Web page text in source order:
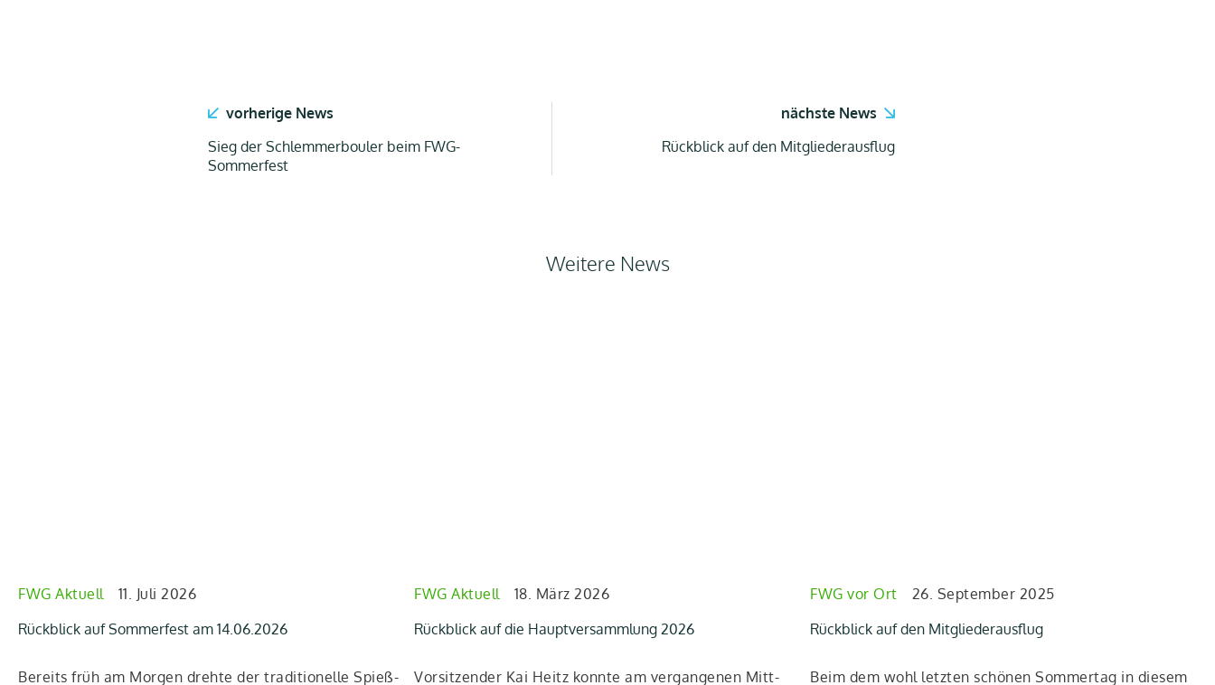
vorherige News
Sieg der Schlemmerbouler beim FWG-
Sommerfest
nächste News
Rückblick auf den Mitgliederausflug
Weitere News
FWG Aktuell
11. Juli 2026
Rückblick auf Sommerfest am 14.06.2026
Bereits früh am Mor­gen dreh­te der tra­di­tio­nel­le Spieß­
FWG Aktuell
18. März 2026
Rückblick auf die Hauptversammlung 2026
Vor­sit­zen­der Kai Heitz konn­te am ver­gan­ge­nen Mitt­
FWG vor Ort
26. September 2025
Rückblick auf den Mitgliederausflug
Beim dem wohl letz­ten schö­nen Som­mer­tag in die­sem